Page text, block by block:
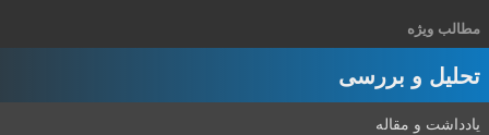
مطالب ویژه
تحلیل و بررسی
یادداشت و مقاله